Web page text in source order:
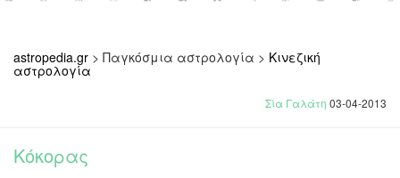
astropedia.gr > Παγκόσμια αστρολογία > Κινεζική
αστρολογία
Σία Γαλάτη 03-04-2013
Κόκορας